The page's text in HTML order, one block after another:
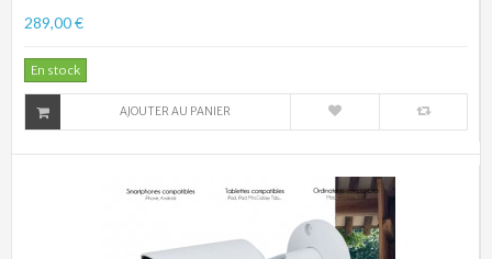
289,00 €
En stock
AJOUTER AU PANIER